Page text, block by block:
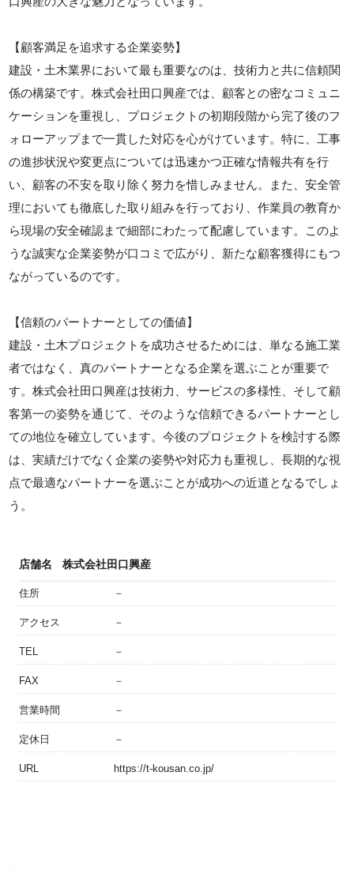
【顧客満足を追求する企業姿勢】
建設・土木業界において最も重要なのは、技術力と共に信頼関
係の構築です。株式会社田口興産では、顧客との密なコミュニ
ケーションを重視し、プロジェクトの初期段階から完了後のフ
ォローアップまで一貫した対応を心がけています。特に、工事
の進捗状況や変更点については迅速かつ正確な情報共有を行
い、顧客の不安を取り除く努力を惜しみません。また、安全管
理においても徹底した取り組みを行っており、作業員の教育か
ら現場の安全確認まで細部にわたって配慮しています。このよ
うな誠実な企業姿勢が口コミで広がり、新たな顧客獲得にもつ
ながっているのです。
【信頼のパートナーとしての価値】
建設・土木プロジェクトを成功させるためには、単なる施工業
者ではなく、真のパートナーとなる企業を選ぶことが重要で
す。株式会社田口興産は技術力、サービスの多様性、そして顧
客第一の姿勢を通じて、そのような信頼できるパートナーとし
ての地位を確立しています。今後のプロジェクトを検討する際
は、実績だけでなく企業の姿勢や対応力も重視し、長期的な視
点で最適なパートナーを選ぶことが成功への近道となるでしょ
う。
店舗名 株式会社田口興産
住所 －
アクセス －
TEL －
FAX －
営業時間 －
定休日 －
URL https://t-kousan.co.jp/